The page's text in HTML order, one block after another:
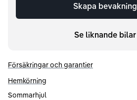
Skapa bevakning
Se liknande bilar
Försäkringar och garantier
Hemkörning
Sommarhjul